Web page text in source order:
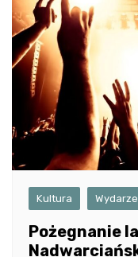
Kultura
Pożegnanie